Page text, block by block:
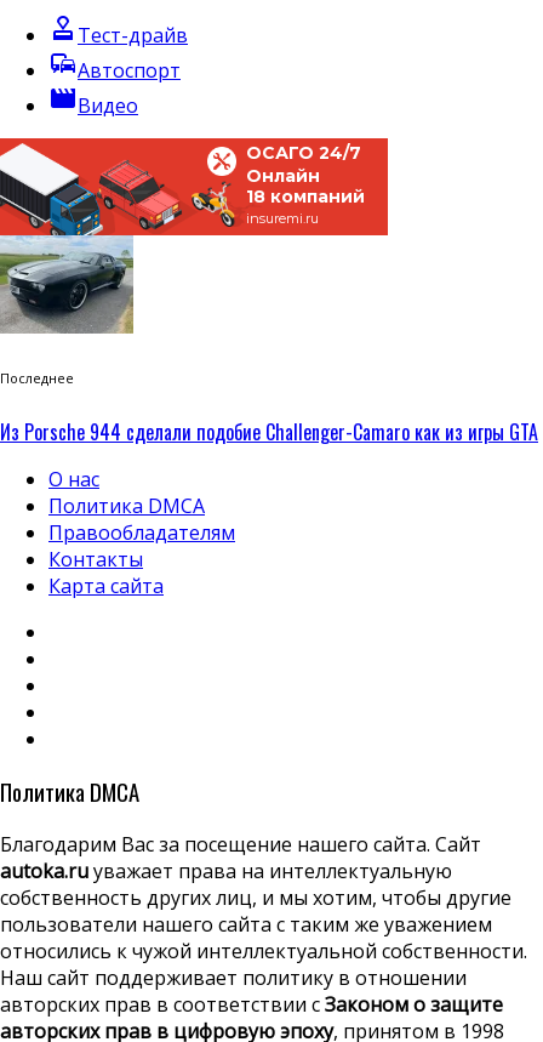
approval Тест-драйв
commuteАвтоспорт
movieВидео
ОСАГО 24/7
Онлайн
18 компаний
insuremi.ru
Последнее
Из Porsche 944 сделали подобие Challenger-Camaro как из игры GTA
О нас
Политика DMCA
Правообладателям
Контакты
Карта сайта
Политика DMCA
Благодарим Вас за посещение нашего сайта. Сайт
autoka.ruуважает права на интеллектуальную
собственность других лиц, и мы хотим, чтобы другие
пользователи нашего сайта с таким же уважением
относились к чужой интеллектуальной собственности.
Наш сайт поддерживает политику в отношении
авторских прав в соответствии сЗаконом о защите
авторских прав в цифровую эпоху, принятом в 1998